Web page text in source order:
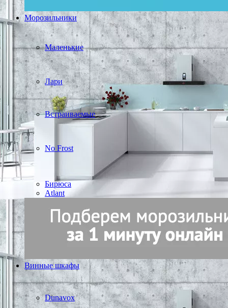
Морозильники
Маленькие
Лари
Встраиваемые
No Frost
Бирюса
Atlant
Винные шкафы
Dunavox